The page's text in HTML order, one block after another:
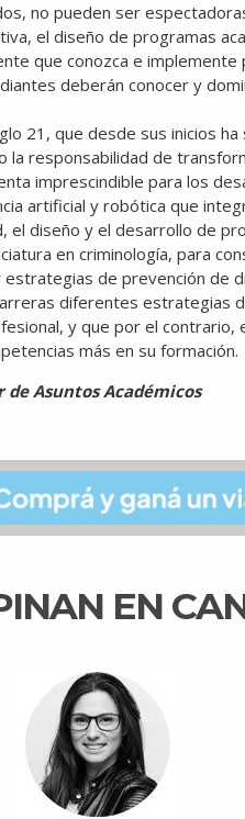
no pueden ser
el diseño de programas
que conozca e
deberán conocer y
21, que desde sus inicios
la responsabilidad de
imprescindible para los
artificial y robótica que
el diseño y el desarrollo de
en criminología, para
de prevención de
diferentes estrategias
y que por el contrario,
más en su formación.
Asuntos Académicos
EN